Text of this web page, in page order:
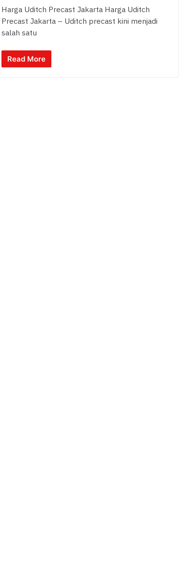
Harga Uditch Precast Jakarta Harga Uditch
Precast Jakarta – Uditch precast kini menjadi
salah satu
Read More